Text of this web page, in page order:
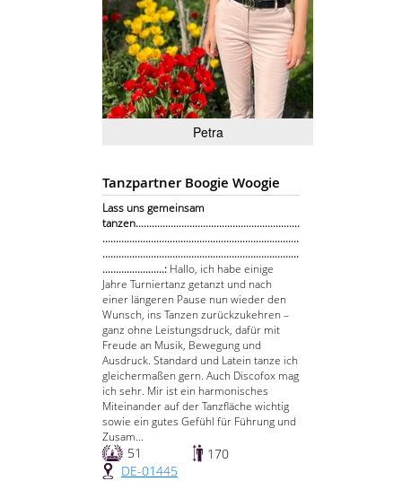
Petra
Tanzpartner Boogie Woogie
Lass uns gemeinsam
tanzen.............................................................
.........................................................................
.........................................................................
.......................: Hallo, ich habe einige
Jahre Turniertanz getanzt und nach
einer längeren Pause nun wieder den
Wunsch, ins Tanzen zurückzukehren –
ganz ohne Leistungsdruck, dafür mit
Freude an Musik, Bewegung und
Ausdruck. Standard und Latein tanze ich
gleichermaßen gern. Auch Discofox mag
ich sehr. Mir ist ein harmonisches
Miteinander auf der Tanzfläche wichtig
sowie ein gutes Gefühl für Führung und
Zusam...
51
170
DE-01445